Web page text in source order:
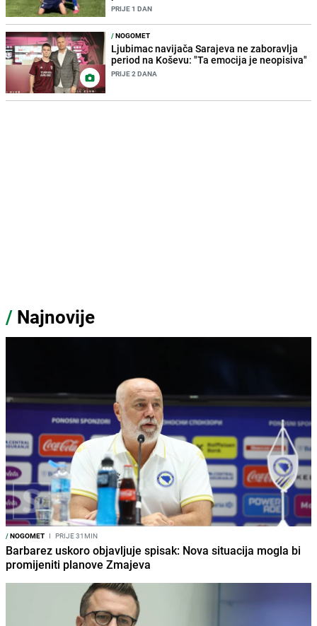
PRIJE 1 DAN
/NOGOMET
Ljubimac navijača Sarajeva ne zaboravlja
period na Koševu: "Ta emocija je neopisiva"
PRIJE 2 DANA
/ Najnovije
/NOGOMET I PRIJE 31MIN
Barbarez uskoro objavljuje spisak: Nova situacija mogla bi
promijeniti planove Zmajeva